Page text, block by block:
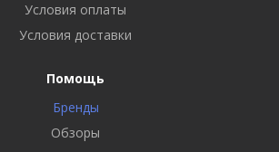
Условия оплаты
Условия доставки
Помощь
Бренды
Обзоры